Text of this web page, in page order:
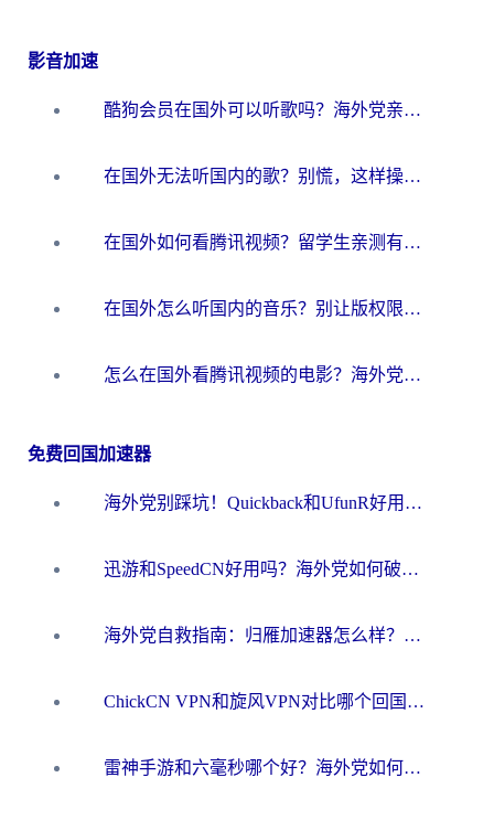
影音加速
酷狗会员在国外可以听歌吗？海外党亲测有效：3步解决音乐权限难题
在国外无法听国内的歌？别慌，这样操作就能畅听QQ音乐（附亲测加速器推荐）
在国外如何看腾讯视频？留学生亲测有效的回国加速方案
在国外怎么听国内的音乐？别让版权限制断了你的华语歌单
怎么在国外看腾讯视频的电影？海外党亲测有效的回国加速指南
免费回国加速器
海外党别踩坑！Quickback和UfunR好用吗？选对回国加速器才能无缝刷国内资源
迅游和SpeedCN好用吗？海外党如何破解那道看不见的墙
海外党自救指南：归雁加速器怎么样？教你避开坑实现国内资源无缝访问
ChickCN VPN和旋风VPN对比哪个回国效果更好？海外用户的选择困境与出路
雷神手游和六毫秒哪个好？海外党如何真正解锁国内资源